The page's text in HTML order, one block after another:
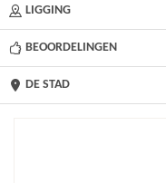
LIGGING
BEOORDELINGEN
DE STAD